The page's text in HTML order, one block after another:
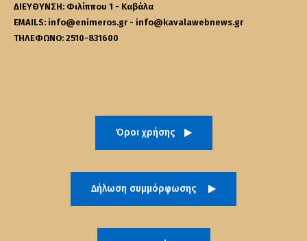
ΔΙΕΥΘΥΝΣΗ: Φιλίππου 1 - Καβάλα
EMAILS: info@enimeros.gr - info@kavalawebnews.gr
ΤΗΛΕΦΩΝΟ: 2510-831600
Όροι χρήσης
Δήλωση συμμόρφωσης